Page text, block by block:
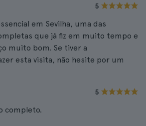
5
em Sevilha, uma das
que já fiz em muito tempo e
muito bom. Se tiver a
esta visita, não hesite por um
5
completo.